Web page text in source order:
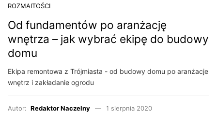
ROZMAITOŚCI
Od fundamentów po aranżację
wnętrza – jak wybrać ekipę do budowy
domu
Ekipa remontowa z Trójmiasta - od budowy domu po aranżacje
wnętrz i zakładanie ogrodu
Autor: Redaktor Naczelny
1 sierpnia 2020